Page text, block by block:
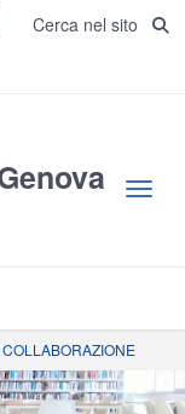
Cerca nel sito